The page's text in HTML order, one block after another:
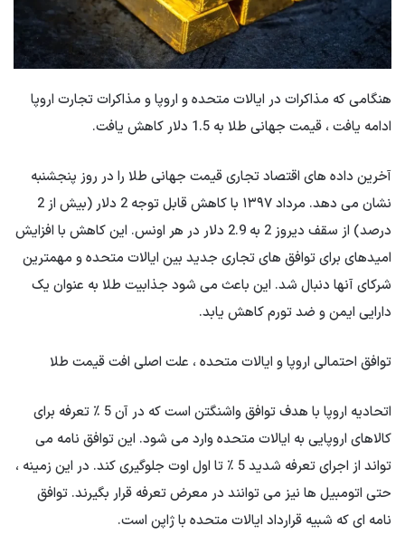
هنگامی که مذاکرات در ایالات متحده و اروپا و مذاکرات تجارت اروپا
ادامه یافت ، قیمت جهانی طلا به 1.5 دلار کاهش یافت.
آخرین داده های اقتصاد تجاری قیمت جهانی طلا را در روز پنجشنبه
نشان می دهد. مرداد ۱۳۹۷ با کاهش قابل توجه 2 دلار (بیش از 2
درصد) از سقف دیروز 2 به 2.9 دلار در هر اونس. این کاهش با افزایش
امیدهای برای توافق های تجاری جدید بین ایالات متحده و مهمترین
شرکای آنها دنبال شد. این باعث می شود جذابیت طلا به عنوان یک
دارایی ایمن و ضد تورم کاهش یابد.
توافق احتمالی اروپا و ایالات متحده ، علت اصلی افت قیمت طلا
اتحادیه اروپا با هدف توافق واشنگتن است که در آن 5 ٪ تعرفه برای
کالاهای اروپایی به ایالات متحده وارد می شود. این توافق نامه می
تواند از اجرای تعرفه شدید 5 ٪ تا اول اوت جلوگیری کند. در این زمینه ،
حتی اتومبیل ها نیز می توانند در معرض تعرفه قرار بگیرند. توافق
نامه ای که شبیه قرارداد ایالات متحده با ژاپن است.